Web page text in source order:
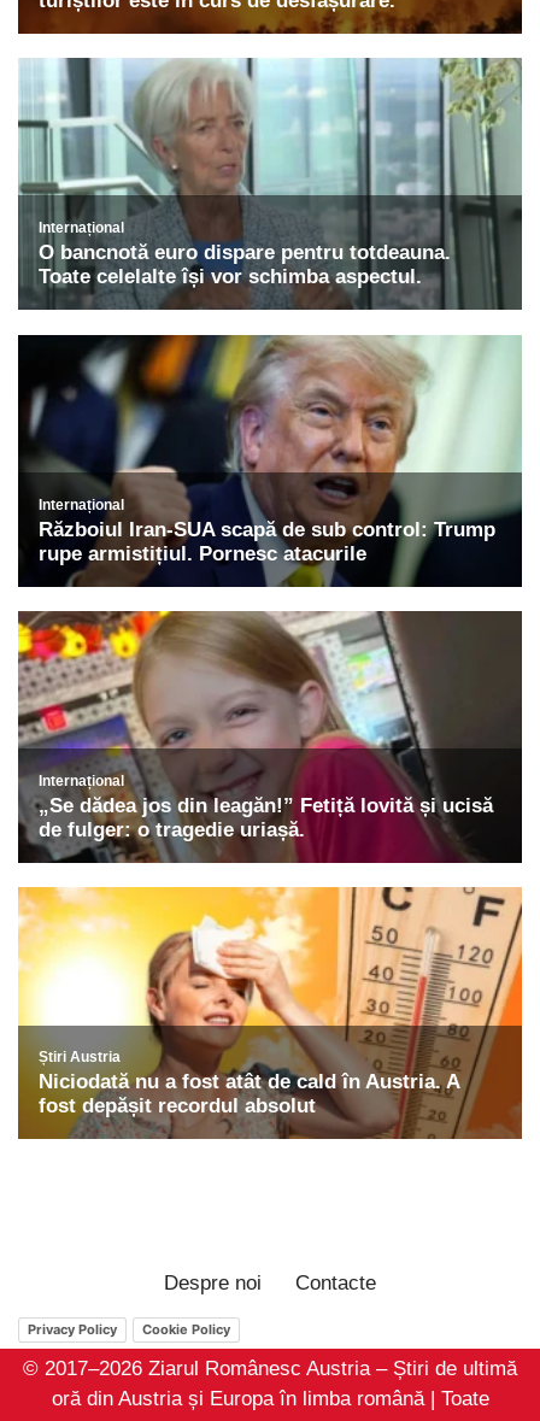
Despre noi Contacte
Privacy Policy Cookie Policy
© 2017–2026 Ziarul Românesc Austria – Știri de ultimă
oră din Austria și Europa în limba română | Toate